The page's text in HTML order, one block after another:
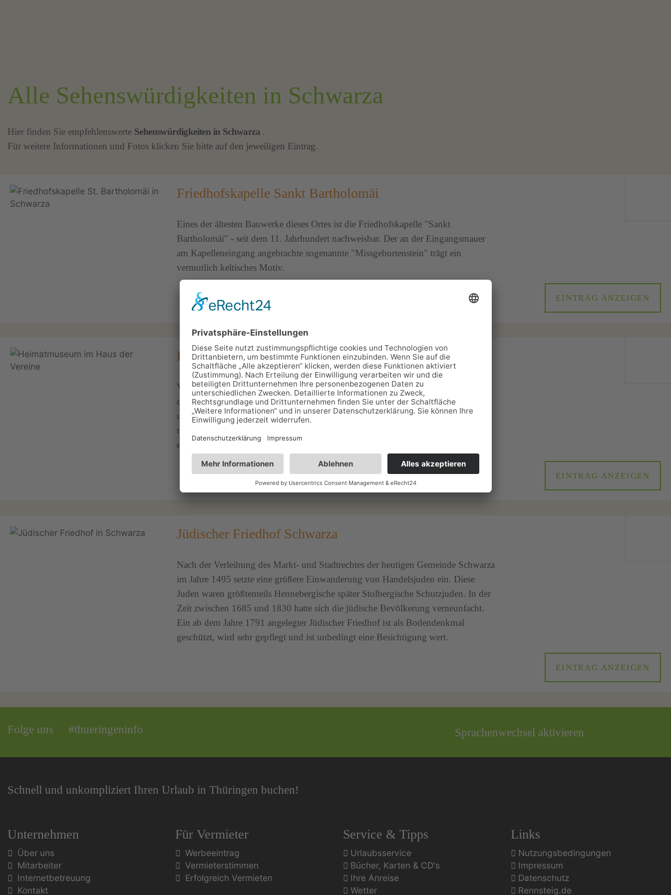
Alle Sehenswürdigkeiten in Schwarza
Hier finden Sie empfehlenswerte Sehenswürdigkeiten in Schwarza .
Für weitere Informationen und Fotos klicken Sie bitte auf den jeweiligen Eintrag.
Friedhofskapelle Sankt Bartholomäi
Eines der ältesten Bauwerke dieses Ortes ist die Friedhofskapelle "Sankt
Bartholomäi" - seit dem 11. Jahrhundert nachweisbar. Der an der Eingangsmauer
am Kapelleneingang angebrachte sogenannte "Missgeburtenstein" trägt ein
vermutlich keltisches Motiv.
EINTRAG ANZEIGEN
Heimatmuseum Schwarza
Vom Heimat- und Geschichtsverein der Dolmargemeinde Schwarza wird unweit
der Regelschule im "Haus der Vereine" ein Heimatmuseum der besonderen Art
unterhalten. Die Räume, liebevoll wie zu Urgroßmutters Zeiten eingerichtet, laden
mitunter auch zu Spinnabenden, Vortragsreihen und zu geselligem Beisammensein
ein.
EINTRAG ANZEIGEN
Jüdischer Friedhof Schwarza
Nach der Verleihung des Markt- und Stadtrechtes der heutigen Gemeinde Schwarza
im Jahre 1495 setzte eine größere Einwanderung von Handelsjuden ein. Diese
Juden waren größtenteils Hennebergische später Stolbergische Schutzjuden. In der
Zeit zwischen 1685 und 1830 hatte sich die jüdische Bevölkerung verneunfacht.
Ein ab dem Jahre 1791 angelegter Jüdischer Friedhof ist als Bodendenkmal
geschützt, wird sehr gepflegt und ist unbedingt eine Besichtigung wert.
EINTRAG ANZEIGEN
Folge uns #thueringeninfo Sprachenwechsel aktivieren
Schnell und unkompliziert Ihren Urlaub in Thüringen buchen!
Unternehmen
Über uns
Mitarbeiter
Internetbetreuung
Kontakt
Für Vermieter
Werbeeintrag
Vermieterstimmen
Erfolgreich Vermieten
Service & Tipps
Urlaubsservice
Bücher, Karten & CD's
Ihre Anreise
Wetter
Links
Nutzungsbedingungen
Impressum
Datenschutz
Rennsteig.de